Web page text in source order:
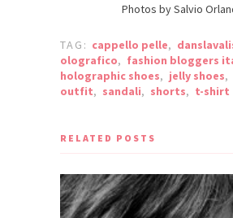
Photos by Salvio
TAG: cappello pelle,
olografico, fashion bloggers
holographic shoes, jelly shoes,
outfit, sandali, shorts, t-shirt
RELATED POSTS